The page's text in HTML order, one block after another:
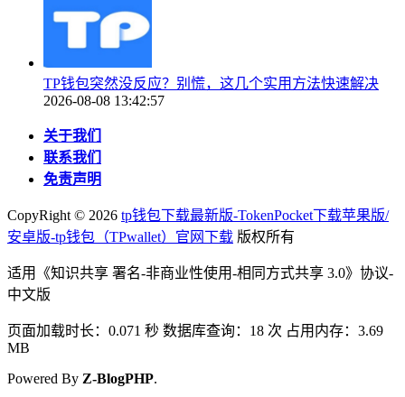
TP钱包突然没反应？别慌，这几个实用方法快速解决
2026-08-08 13:42:57
关于我们
联系我们
免责声明
CopyRight © 2026 tp钱包下载最新版-TokenPocket下载苹果版/
安卓版-tp钱包（TPwallet）官网下载 版权所有
适用《知识共享 署名-非商业性使用-相同方式共享 3.0》协议-
中文版
页面加载时长：0.071 秒 数据库查询：18 次 占用内存：3.69
MB
Powered By Z-BlogPHP.